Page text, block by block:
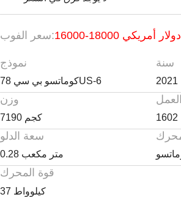
سعر الفوب: 16000-18000 دولار أمريكي
نموذج
كوماتسو بي سي 78US-6
سنة
2021
وزن
7190 كجم 1602
سعة الدلو
0.28 متر مكعب
قوة المحرك
37 كيلوواط